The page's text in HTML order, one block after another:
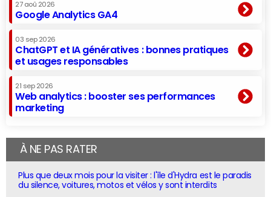
27 aoû 2026
Google Analytics GA4
03 sep 2026
ChatGPT et IA génératives : bonnes pratiques
et usages responsables
21 sep 2026
Web analytics : booster ses performances
marketing
À NE PAS RATER
Plus que deux mois pour la visiter : l'île d'Hydra est le paradis
du silence, voitures, motos et vélos y sont interdits